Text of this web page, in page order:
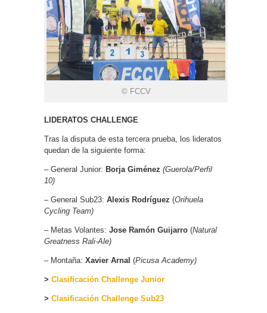
© FCCV
LIDERATOS CHALLENGE
Tras la disputa de esta tercera prueba, los lideratos
quedan de la siguiente forma:
– General Junior: Borja Giménez (Guerola/Perfil
10)
– General Sub23: Alexis Rodríguez (Orihuela
Cycling Team)
– Metas Volantes: Jose Ramón Guijarro (Natural
Greatness Rali-Ale)
– Montaña: Xavier Arnal (Picusa Academy)
> Clasificación Challenge Junior
> Clasificación Challenge Sub23